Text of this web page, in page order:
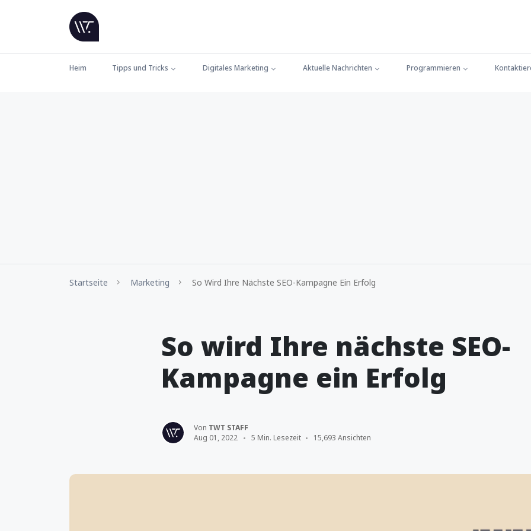
Heim Tipps und Tricks Digitales Marketing Aktuelle Nachrichten Programmieren
Startseite Marketing So Wird Ihre Nächste SEO-Kampagne Ein Erfolg
So wird Ihre nächste SEO-
Kampagne ein Erfolg
Von TWT STAFF
Aug 01, 2022
5 Min. Lesezeit 15,693 Ansichten